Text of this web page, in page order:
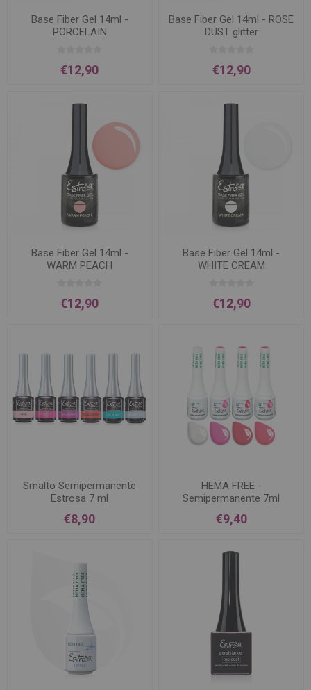
Base Fiber Gel 14ml -
PORCELAIN
€12,90
Base Fiber Gel 14ml - ROSE
DUST glitter
€12,90
Base Fiber Gel 14ml -
WARM PEACH
€12,90
Base Fiber Gel 14ml -
WHITE CREAM
€12,90
Smalto Semipermanente
Estrosa 7 ml
€8,90
HEMA FREE -
Semipermanente 7ml
€9,40